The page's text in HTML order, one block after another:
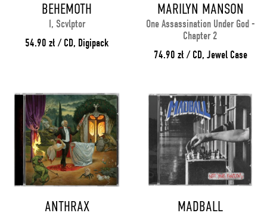
BEHEMOTH
I, Scvlptor
54.90 zł / CD, Digipack
MARILYN MANSON
One Assassination Under God -
Chapter 2
74.90 zł / CD, Jewel Case
ANTHRAX MADBALL